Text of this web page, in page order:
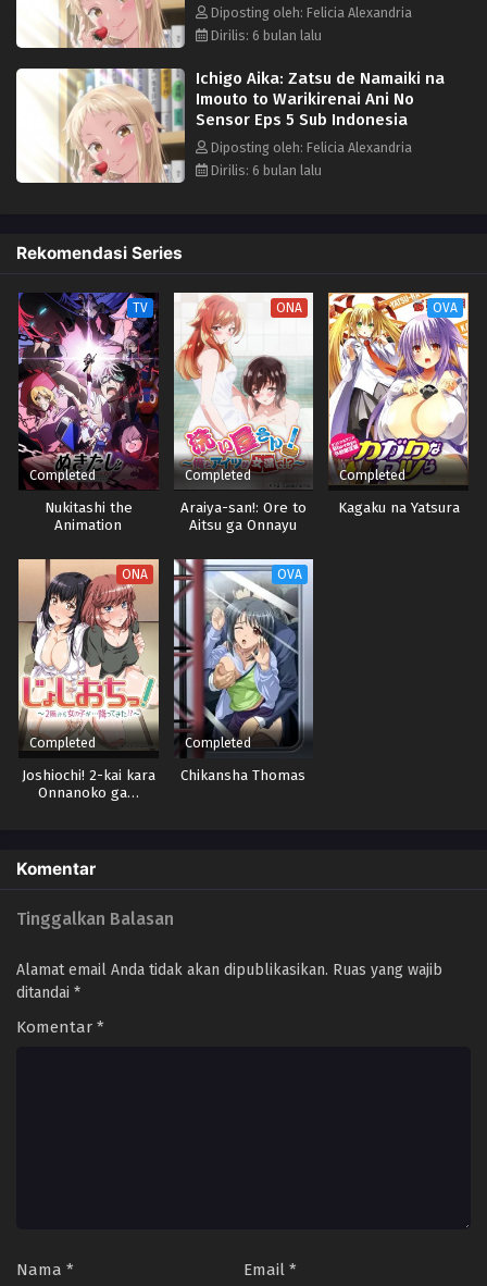
Diposting oleh: Felicia Alexandria
Dirilis: 6 bulan lalu
Ichigo Aika: Zatsu de Namaiki na
Imouto to Warikirenai Ani No
Sensor Eps 5 Sub Indonesia
Diposting oleh: Felicia Alexandria
Dirilis: 6 bulan lalu
Rekomendasi Series
TV
Completed
Nukitashi the
Animation
ONA
Completed
Araiya-san!: Ore to
Aitsu ga Onnayu
OVA
Completed
Kagaku na Yatsura
ONA
Completed
Joshiochi! 2-kai kara
Onnanoko ga…
OVA
Completed
Chikansha Thomas
Komentar
Tinggalkan Balasan
Alamat email Anda tidak akan dipublikasikan. Ruas yang wajib
ditandai *
Komentar *
Nama * Email *